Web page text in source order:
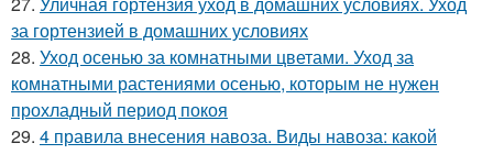
за гортензией в домашних условиях
28. Уход осенью за комнатными цветами. Уход за
комнатными растениями осенью, которым не нужен
прохладный период покоя
29. 4 правила внесения навоза. Виды навоза: какой